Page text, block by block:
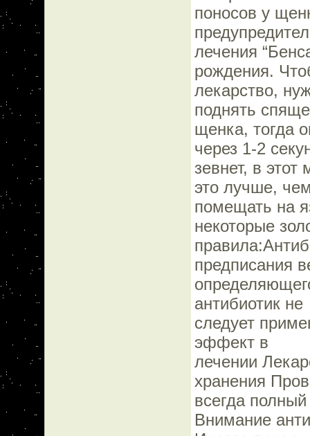
поносов у
лечения
рождения.
лекарство,
поднять
щенка, тогда
через 1-2
зевнет, в
это лучше,
помещать на
некоторые
предписания
антибиотик не
следует
эффект в
лечении
хранения
всегда
Внимание